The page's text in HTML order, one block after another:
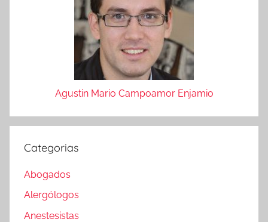
Agustin Mario Campoamor Enjamio
Categorias
Abogados
Alergólogos
Anestesistas